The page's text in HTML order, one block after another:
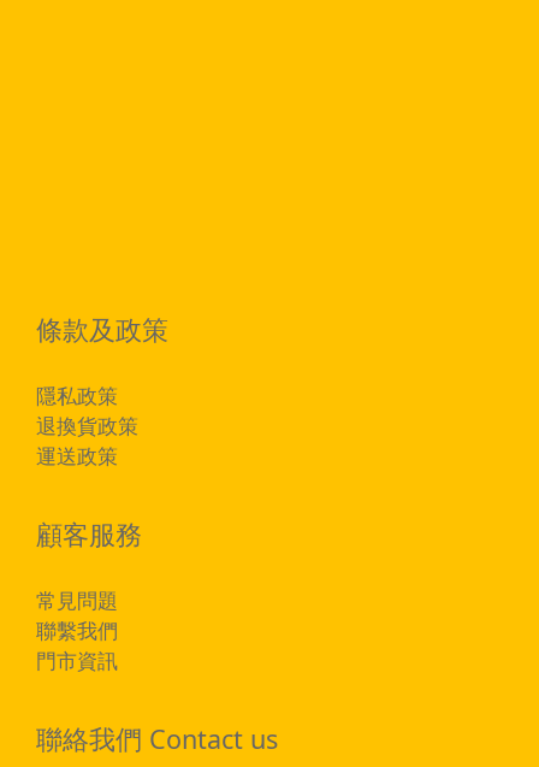
條款及政策
隱私政策
退換貨政策
運送政策
顧客服務
常見問題
聯繫我們
門市資訊
聯絡我們 Contact us